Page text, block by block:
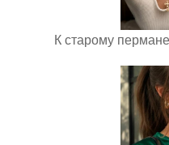
К старому